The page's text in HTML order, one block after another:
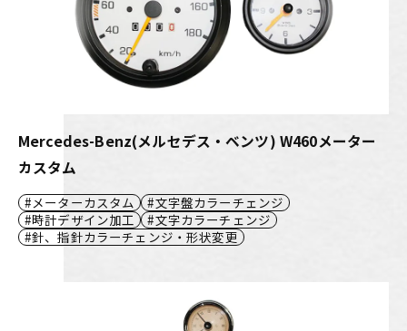
Mercedes-Benz(メルセデス・ベンツ) W460メーター
カスタム
メーターカスタム
文字盤カラーチェンジ
時計デザイン加工
文字カラーチェンジ
針、指針カラーチェンジ・形状変更